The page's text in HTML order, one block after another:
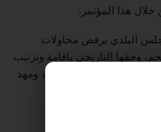
خلال هذا المؤتمر.
البلدي يرفض محاولات
وحقها التاريخي باقامة وترتيب
ودورها كعاصمة الميلاد ومهد